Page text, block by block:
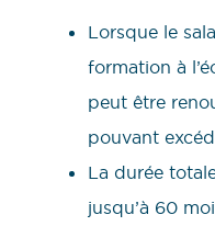
Lorsque le
formation à
peut être
pouvant
La durée
jusqu’à 60